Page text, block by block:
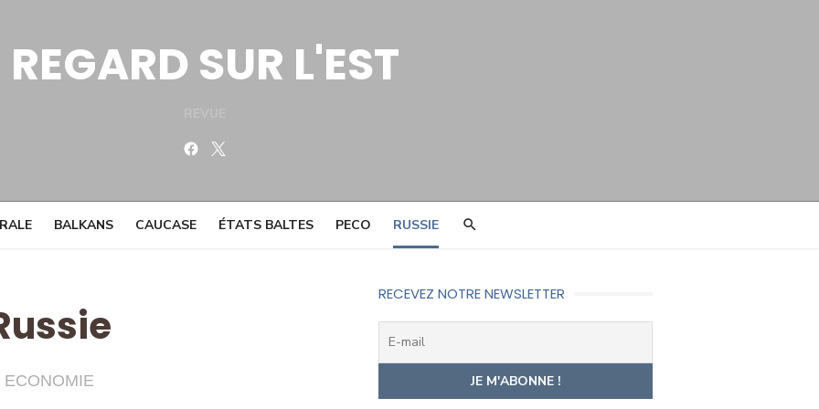
REGARD SUR L'EST
Facebook
BALKANS CAUCASE ÉTATS BALTES PECO RUSSIE
ECONOMIE
RECEVEZ NOTRE NEWSLETTER